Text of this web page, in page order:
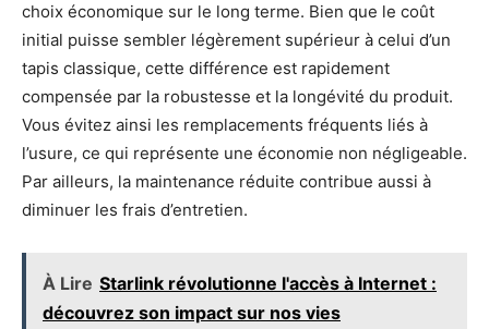
choix économique sur le long terme. Bien que le coût
initial puisse sembler légèrement supérieur à celui d’un
tapis classique, cette différence est rapidement
compensée par la robustesse et la longévité du produit.
Vous évitez ainsi les remplacements fréquents liés à
l’usure, ce qui représente une économie non négligeable.
Par ailleurs, la maintenance réduite contribue aussi à
diminuer les frais d’entretien.
À Lire Starlink révolutionne l'accès à Internet :
découvrez son impact sur nos vies